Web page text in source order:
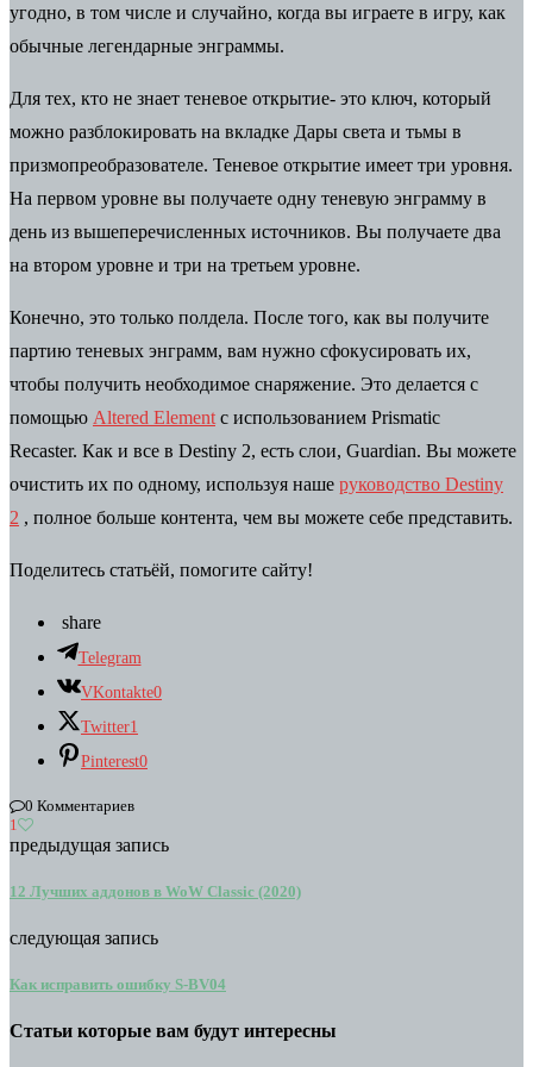
угодно, в том числе и случайно, когда вы играете в игру, как
обычные легендарные энграммы.
Для тех, кто не знает теневое открытие- это ключ, который
можно разблокировать на вкладке Дары света и тьмы в
призмопреобразователе. Теневое открытие имеет три уровня.
На первом уровне вы получаете одну теневую энграмму в
день из вышеперечисленных источников. Вы получаете два
на втором уровне и три на третьем уровне.
Конечно, это только полдела. После того, как вы получите
партию теневых энграмм, вам нужно сфокусировать их,
чтобы получить необходимое снаряжение. Это делается с
помощью Altered Element с использованием Prismatic
Recaster. Как и все в Destiny 2, есть слои, Guardian. Вы можете
очистить их по одному, используя наше руководство Destiny
2 , полное больше контента, чем вы можете себе представить.
Поделитесь статьёй, помогите сайту!
share
Telegram
VKontakte0
Twitter1
Pinterest0
0 Комментариев
1
предыдущая запись
12 Лучших аддонов в WoW Classic (2020)
следующая запись
Как исправить ошибку S-BV04
Статьи которые вам будут интересны